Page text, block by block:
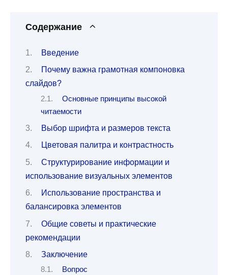
Содержание
Введение
Почему важна грамотная компоновка
слайдов?
Основные принципы высокой
читаемости
Выбор шрифта и размеров текста
Цветовая палитра и контрастность
Структурирование информации и
использование визуальных элементов
Использование пространства и
балансировка элементов
Общие советы и практические
рекомендации
Заключение
Вопрос